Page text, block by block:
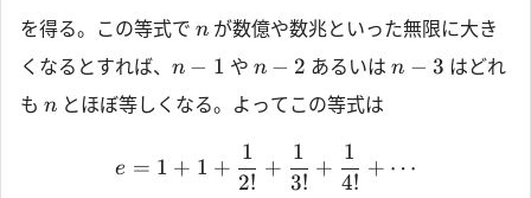
を得る。この等式で n が数億や数兆といった無限に大き
くなるとすれば、 n − 1 や n − 2 あるいはn − 3 はどれ
も n とほぼ等しくなる。よってこの等式は
e = 1 + 1 +
2!
1
+
3!
1
+
4!
1
+ ⋯